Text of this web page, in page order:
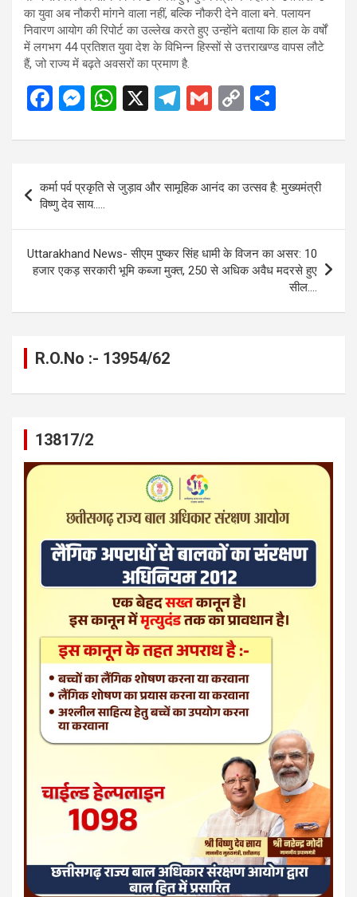
का युवा अब नौकरी मांगने वाला नहीं, बल्कि नौकरी देने वाला बने. पलायन
निवारण आयोग की रिपोर्ट का उल्लेख करते हुए उन्होंने बताया कि हाल के वर्षों
में लगभग 44 प्रतिशत युवा देश के विभिन्न हिस्सों से उत्तराखण्ड वापस लौटे
हैं, जो राज्य में बढ़ते अवसरों का प्रमाण है.
F
ce
b
o
o
k
M
se
n
g
er
W
at
A
p
p
X
T
e
gr
a
m
G
ail
C
py
n
k
ar
navigation
कर्मा पर्व प्रकृति से जुड़ाव और सामूहिक आनंद का उत्सव है: मुख्यमंत्री
विष्णु देव साय…..
Uttarakhand News- सीएम पुष्कर सिंह धामी के विजन का असर: 10
हजार एकड़ सरकारी भूमि कब्जा मुक्त, 250 से अधिक अवैध मदरसे हुए
सील….
R.O.No :- 13954/62
13817/2